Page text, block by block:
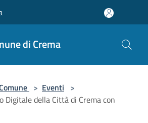
di Crema
> Eventi >
Digitale della Città di Crema con